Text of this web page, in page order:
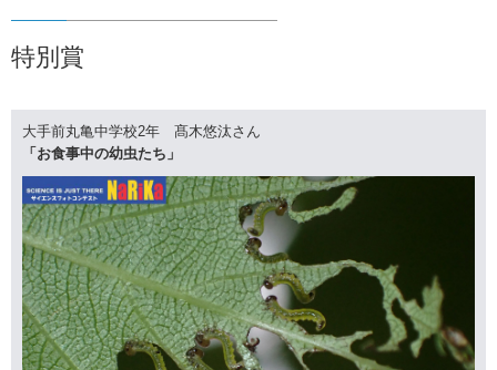
特別賞
大手前丸亀中学校2年 髙木悠汰さん
「お食事中の幼虫たち」